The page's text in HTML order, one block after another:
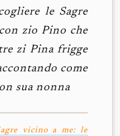
le Sagre
zio Pino che
zi Pina frigge
come
sua nonna
vicino a me: le